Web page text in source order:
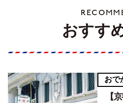
おすす
おで
【